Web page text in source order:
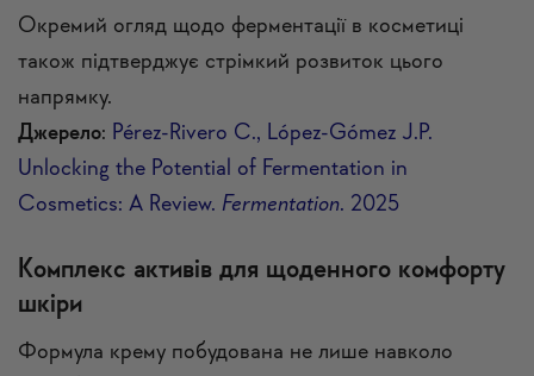
Окремий огляд щодо ферментації в косметиці
також підтверджує стрімкий розвиток цього
напрямку.
Джерело: Pérez-Rivero C., López-Gómez J.P.
Unlocking the Potential of Fermentation in
Cosmetics: A Review. Fermentation. 2025
Комплекс активів для щоденного комфорту
шкіри
Формула крему побудована не лише навколо